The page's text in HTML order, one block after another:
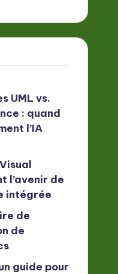
UML vs.
: quand
l’IA
l’avenir de
intégrée
de
de
guide pour